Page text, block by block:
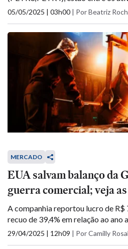
05/05/2025 | 03h00 | Por Beatriz
MERCADO
EUA salvam balanço da
guerra comercial; veja
A companhia reportou lucro de R$
recuo de 39,4% em relação ao ano
29/04/2025 | 12h09 | Por Camilly